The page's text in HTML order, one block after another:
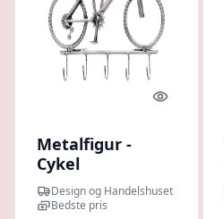
Quick look
Metalfigur -
Cykel
nøgleholder
Design og Handelshuset
Bedste pris